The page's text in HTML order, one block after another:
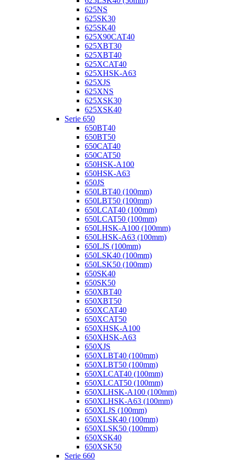
625NS
625SK30
625SK40
625X90CAT40
625XBT30
625XBT40
625XCAT40
625XHSK-A63
625XJS
625XNS
625XSK30
625XSK40
Serie 650
650BT40
650BT50
650CAT40
650CAT50
650HSK-A100
650HSK-A63
650JS
650LBT40 (100mm)
650LBT50 (100mm)
650LCAT40 (100mm)
650LCAT50 (100mm)
650LHSK-A100 (100mm)
650LHSK-A63 (100mm)
650LJS (100mm)
650LSK40 (100mm)
650LSK50 (100mm)
650SK40
650SK50
650XBT40
650XBT50
650XCAT40
650XCAT50
650XHSK-A100
650XHSK-A63
650XJS
650XLBT40 (100mm)
650XLBT50 (100mm)
650XLCAT40 (100mm)
650XLCAT50 (100mm)
650XLHSK-A100 (100mm)
650XLHSK-A63 (100mm)
650XLJS (100mm)
650XLSK40 (100mm)
650XLSK50 (100mm)
650XSK40
650XSK50
Serie 660